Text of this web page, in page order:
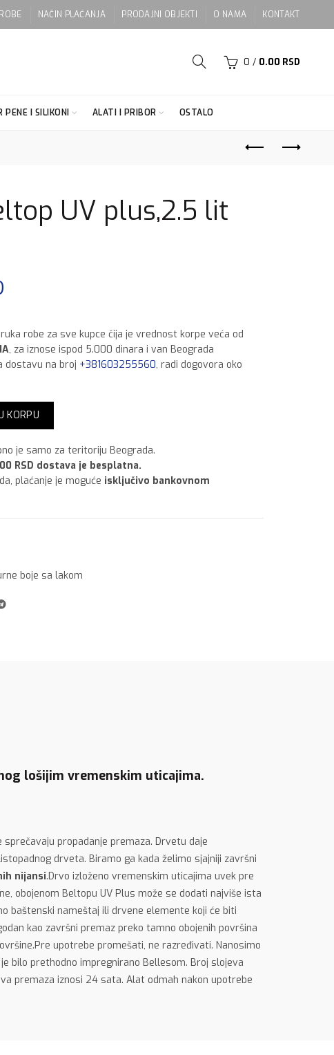
NAČIN PLAĆANJA PRODAJNI OBJEKTI O NAMA KONTAKT
0 / 0.00 RSD
PENE I SILIKONI ALATI I PRIBOR OSTALO
UV plus,2.5 lit
robe za sve kupce čija je vrednost korpe veća od
, za iznose ispod 5.000 dinara i van Beograda
dostavu na broj +381603255560, radi dogovora oko
lit Maslina količina
KORPU
je samo za teritoriju Beograda.
RSD dostava je besplatna.
plaćanje je moguće isključivo bankovnom
boje sa lakom
lošijim vremenskim uticajima.
propadanje premaza. Drvetu daje
drveta. Biramo ga kada želimo sjajniji završni
nijansi.Drvo izloženo vremenskim uticajima uvek pre
obojenom Beltopu UV Plus može se dodati najviše ista
baštenski nameštaj ili drvene elemente koji će biti
kao završni premaz preko tamno obojenih površina
upotrebe promešati, ne razređivati. Nanosimo
bilo prethodno impregnirano Bellesom. Broj slojeva
premaza iznosi 24 sata. Alat odmah nakon upotrebe